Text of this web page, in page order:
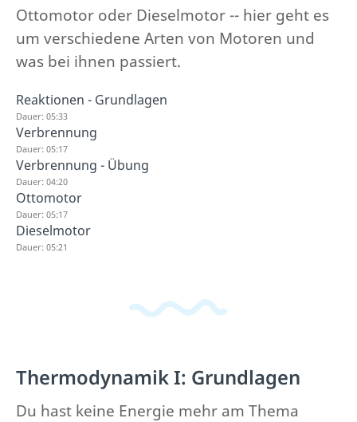
Ottomotor oder Dieselmotor -- hier geht es
um verschiedene Arten von Motoren und
was bei ihnen passiert.
Reaktionen - Grundlagen
Dauer: 05:33
Verbrennung
Dauer: 05:17
Verbrennung - Übung
Dauer: 04:20
Ottomotor
Dauer: 05:17
Dieselmotor
Dauer: 05:21
Thermodynamik I: Grundlagen
Du hast keine Energie mehr am Thema